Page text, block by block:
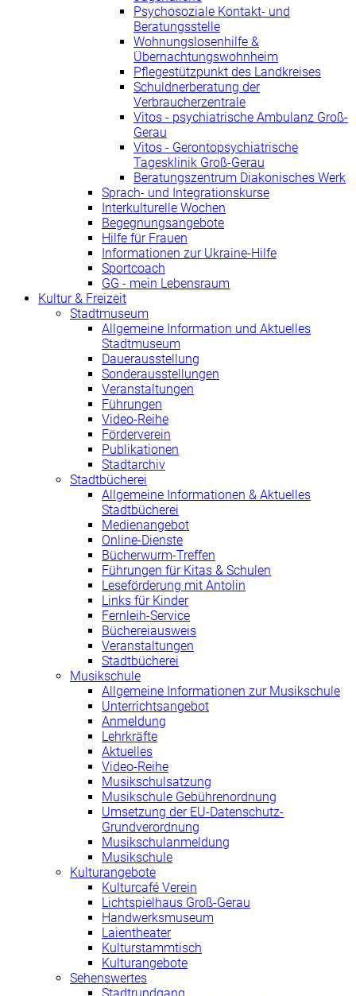
Psychosoziale Kontakt- und
Beratungsstelle
Wohnungslosenhilfe &
Übernachtungswohnheim
Pflegestützpunkt des Landkreises
Schuldnerberatung der
Verbraucherzentrale
Vitos - psychiatrische Ambulanz Groß-
Gerau
Vitos - Gerontopsychiatrische
Tagesklinik Groß-Gerau
Beratungszentrum Diakonisches Werk
Sprach- und Integrationskurse
Interkulturelle Wochen
Begegnungsangebote
Hilfe für Frauen
Informationen zur Ukraine-Hilfe
Sportcoach
GG - mein Lebensraum
Kultur & Freizeit
Stadtmuseum
Allgemeine Information und Aktuelles
Stadtmuseum
Dauerausstellung
Sonderausstellungen
Veranstaltungen
Führungen
Video-Reihe
Förderverein
Publikationen
Stadtarchiv
Stadtbücherei
Allgemeine Informationen & Aktuelles
Stadtbücherei
Medienangebot
Online-Dienste
Bücherwurm-Treffen
Führungen für Kitas & Schulen
Leseförderung mit Antolin
Links für Kinder
Fernleih-Service
Büchereiausweis
Veranstaltungen
Stadtbücherei
Musikschule
Allgemeine Informationen zur Musikschule
Unterrichtsangebot
Anmeldung
Lehrkräfte
Aktuelles
Video-Reihe
Musikschulsatzung
Musikschule Gebührenordnung
Umsetzung der EU-Datenschutz-
Grundverordnung
Musikschulanmeldung
Musikschule
Kulturangebote
Kulturcafé Verein
Lichtspielhaus Groß-Gerau
Handwerksmuseum
Laientheater
Kulturstammtisch
Kulturangebote
Sehenswertes